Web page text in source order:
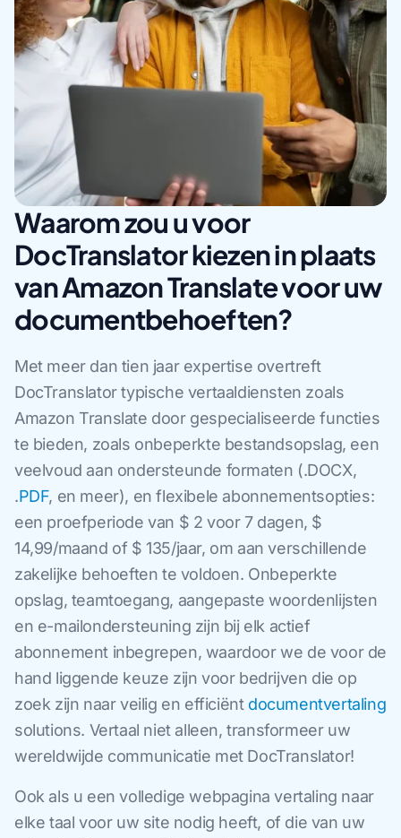
Waarom zou u voor
DocTranslator kiezen in plaats
van Amazon Translate voor uw
documentbehoeften?
Met meer dan tien jaar expertise overtreft
DocTranslator typische vertaaldiensten zoals
Amazon Translate door gespecialiseerde functies
te bieden, zoals onbeperkte bestandsopslag, een
veelvoud aan ondersteunde formaten (.DOCX,
.PDF, en meer), en flexibele abonnementsopties:
een proefperiode van $ 2 voor 7 dagen, $
14,99/maand of $ 135/jaar, om aan verschillende
zakelijke behoeften te voldoen. Onbeperkte
opslag, teamtoegang, aangepaste woordenlijsten
en e-mailondersteuning zijn bij elk actief
abonnement inbegrepen, waardoor we de voor de
hand liggende keuze zijn voor bedrijven die op
zoek zijn naar veilig en efficiënt documentvertaling
solutions. Vertaal niet alleen, transformeer uw
wereldwijde communicatie met DocTranslator!
Ook als u een volledige webpagina vertaling naar
elke taal voor uw site nodig heeft, of die van uw